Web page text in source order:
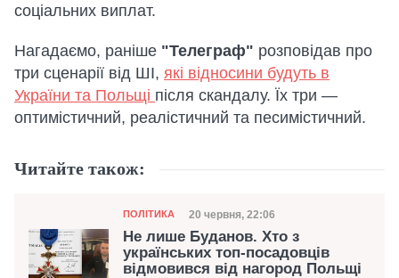
соціальних виплат.
Нагадаємо, раніше "Телеграф" розповідав про
три сценарії від ШІ, які відносини будуть в
України та Польщі після скандалу. Їх три —
оптимістичний, реалістичний та песимістичний.
Читайте також:
Категорія
ПОЛІТИКА Дата публікації
20 червня, 22:06
Не лише Буданов. Хто з
українських топ-посадовців
відмовився від нагород Польщі